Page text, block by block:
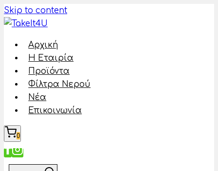
Skip to content
Αρχική
Η Εταιρία
Προϊόντα
Φίλτρα Νερού
Νέα
Επικοινωνία
0